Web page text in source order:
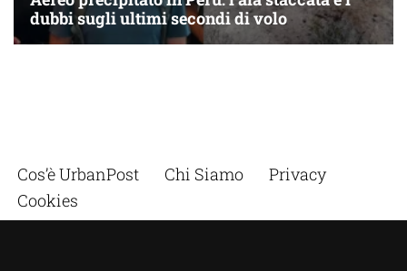
Cos’è UrbanPost Chi Siamo
Privacy
Cookies